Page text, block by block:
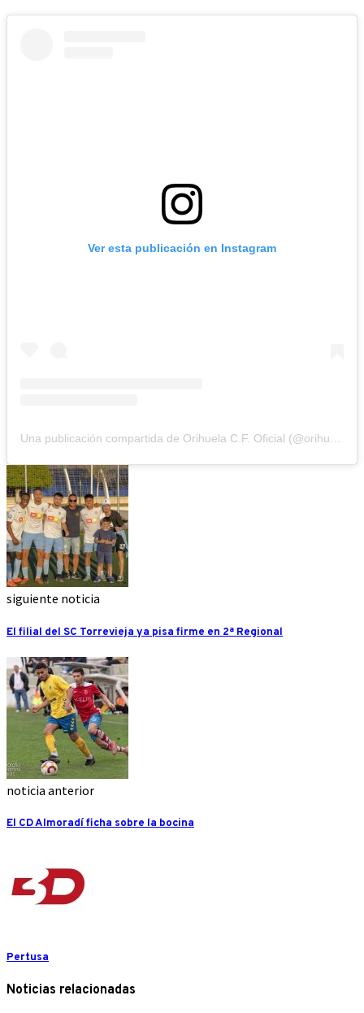
Ver esta publicación en Instagram
Una publicación compartida de Orihuela C.F. Oficial (@orihuela_cf)
siguiente noticia
El filial del SC Torrevieja ya pisa firme en 2ª Regional
noticia anterior
El CD Almoradí ficha sobre la bocina
Pertusa
Noticias relacionadas